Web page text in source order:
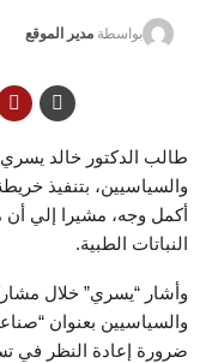
بواسطة مدير الموقع
طالب الدكتور خالد
والسياسيين، بتنفيذ
أكمل وجه، مشيرا إلي
النباتات الطبية.
وأشار “يسري” خلال
والسياسيين بعنوان
ضرورة إعادة النظر في